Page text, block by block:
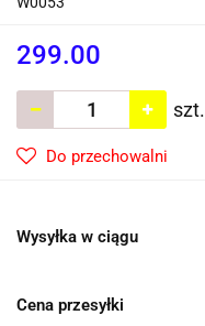
299.00
szt.
Do przechowalni
Wysyłka w ciągu
Cena przesyłki